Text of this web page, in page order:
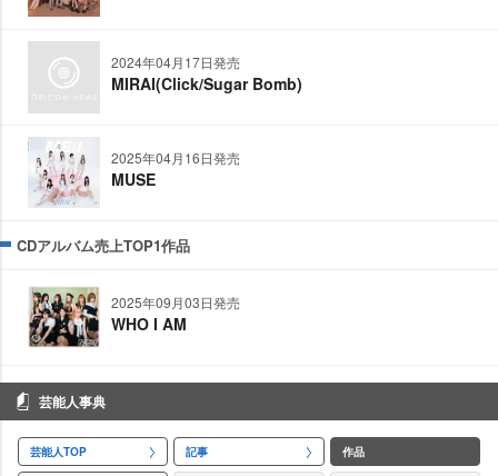
2024年04月17日発売
MIRAI(Click/Sugar Bomb)
2025年04月16日発売
MUSE
CDアルバム売上TOP1作品
2025年09月03日発売
WHO I AM
芸能人事典
芸能人TOP 記事 作品